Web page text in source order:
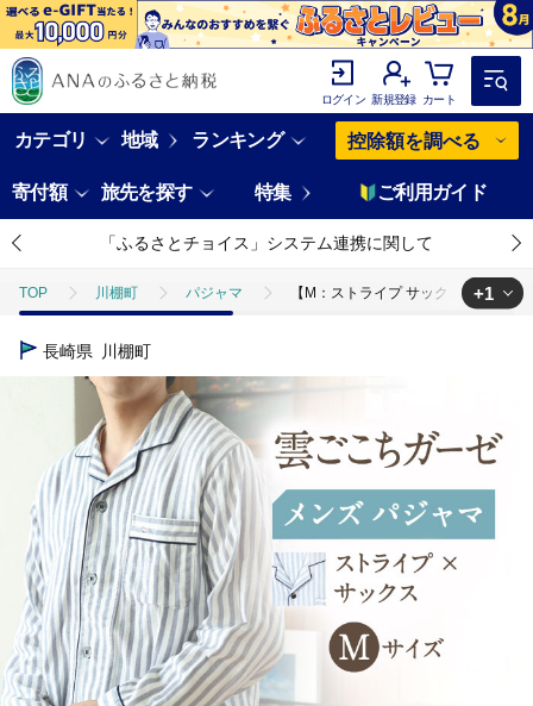
ログイン 新規登録 カート
カテゴリ 地域 ランキング 控除額を調べる
寄付額 旅先を探す 特集 ご利用ガイド
「ふるさとチョイス」システム連携に関して
TOP 川棚町 パジャマ 【M：ストライプ サックス】雲ご
TOP
+1
長崎県 川棚町